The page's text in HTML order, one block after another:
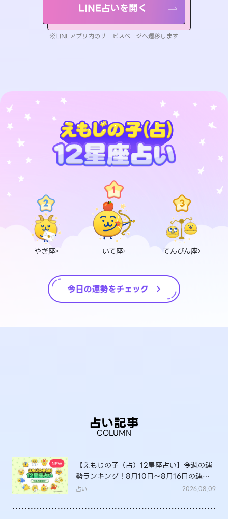
LINE占いを開く
※LINEアプリ内のサービスページへ遷移します
やぎ座 いて座 てんびん座
占い記事
COLUMN
【えもじの子（占）12星座占い】今週の運
勢ランキング！8月10日～8月16日の運勢
は？
占い 2026.08.09